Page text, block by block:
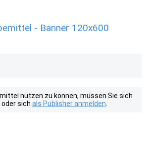
- Banner 120x600
nutzen zu können, müssen Sie sich
sich als Publisher anmelden